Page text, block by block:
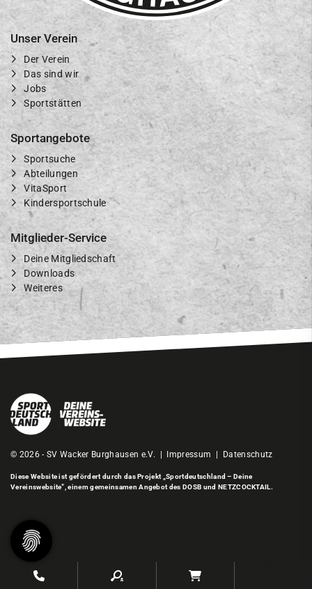
Unser Verein
Der Verein
Das sind wir
Jobs
Sportstätten
Sportangebote
Sportsuche
Abteilungen
VitaSport
Kindersportschule
Mitglieder-Service
Deine Mitgliedschaft
Downloads
Weiteres
© 2026 - SV Wacker Burghausen e.V. | Impressum | Datenschutz
Diese Website ist gefördert durch das Projekt „Sportdeutschland – Deine
Vereinswebsite” , einem gemeinsamen Angebot des DOSB und NETZCOCKTAIL.